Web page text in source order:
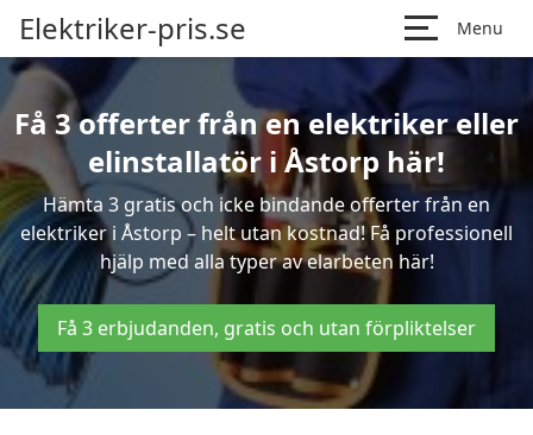
Elektriker-pris.se Menu
Få 3 offerter från en elektriker eller
elinstallatör i Åstorp här!
Hämta 3 gratis och icke bindande offerter från en
elektriker i Åstorp – helt utan kostnad! Få professionell
hjälp med alla typer av elarbeten här!
Få 3 erbjudanden, gratis och utan förpliktelser